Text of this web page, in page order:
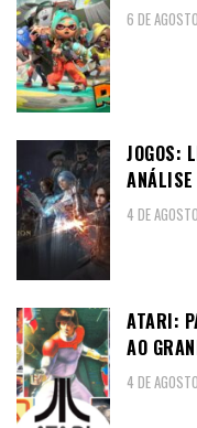
6 DE
JOGOS:
ANÁLISE
4 DE
ATARI:
AO
4 DE